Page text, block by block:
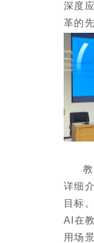
深度
革的
详细
目标
AI在
用场